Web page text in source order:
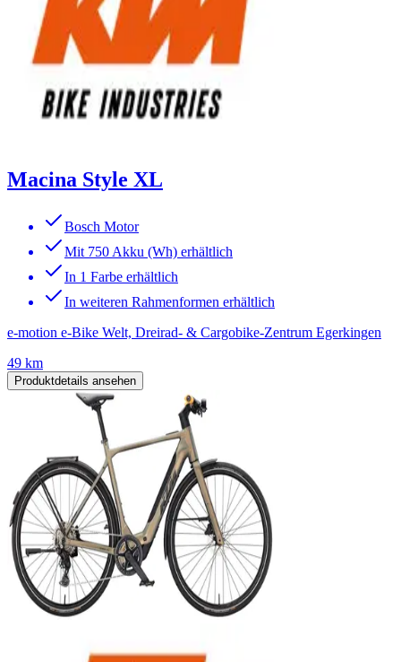
Macina Style XL
Bosch Motor
Mit 750 Akku (Wh) erhältlich
In 1 Farbe erhältlich
In weiteren Rahmenformen erhältlich
e-motion e-Bike Welt, Dreirad- & Cargobike-Zentrum Egerkingen
49 km
Produktdetails ansehen